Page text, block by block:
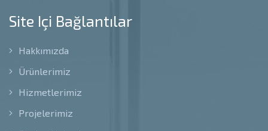
Site Içi Bağlantılar
Hakkımızda
Ürünlerimiz
Hizmetlerimiz
Projelerimiz